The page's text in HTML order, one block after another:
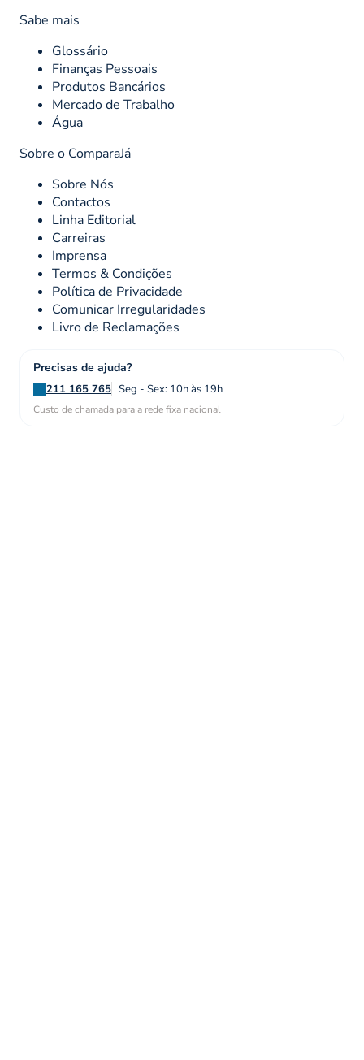
Sabe mais
Glossário
Finanças Pessoais
Produtos Bancários
Mercado de Trabalho
Água
Sobre o ComparaJá
Sobre Nós
Contactos
Linha Editorial
Carreiras
Imprensa
Termos & Condições
Política de Privacidade
Comunicar Irregularidades
Livro de Reclamações
Precisas de ajuda?
211 165 765 Seg - Sex: 10h às 19h
Custo de chamada para a rede fixa nacional